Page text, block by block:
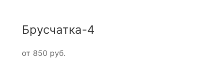
Брусчатка-4
от 850 руб.